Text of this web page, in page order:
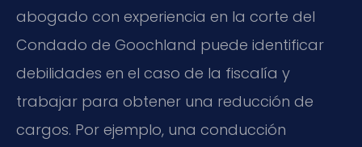
abogado con experiencia en la corte del
Condado de Goochland puede identificar
debilidades en el caso de la fiscalía y
trabajar para obtener una reducción de
cargos. Por ejemplo, una conducción